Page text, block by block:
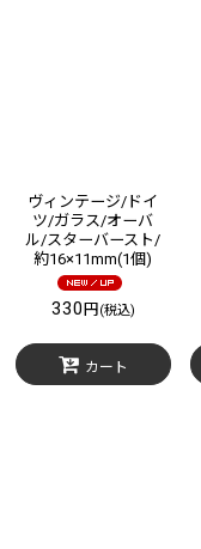
ヴィンテージ/ドイ
ツ/ガラス/オーバ
ル/スターバースト/
約16×11mm(1個)
330 円 (税込)
カート